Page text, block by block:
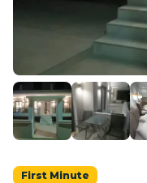
First Minute